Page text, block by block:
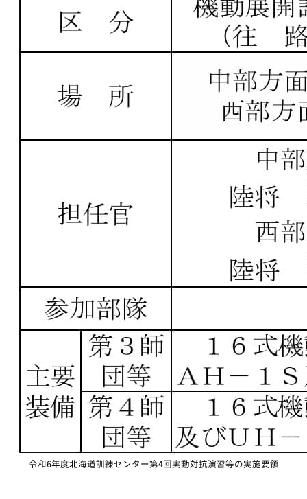
令和6年度北海道訓練センター第4回実動対抗演習等の実施要領